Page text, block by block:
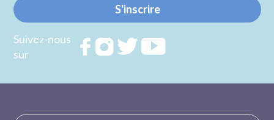
S'inscrire
Suivez-nous
sur
RejoignezRejoignezRejoignez